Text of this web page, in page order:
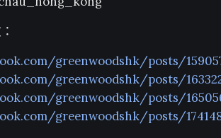
greenwoodshk/posts/
greenwoodshk/posts/
greenwoodshk/posts/
greenwoodshk/posts/